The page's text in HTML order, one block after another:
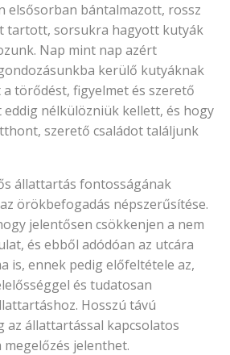
elsősorban bántalmazott, rossz
tartott, sorsukra hagyott kutyák
Nap mint nap azért
kerülő kutyáknak
törődést, figyelmet és szerető
nélkülözniük kellett, és hogy
szerető családot találjunk
állattartás fontosságának
örökbefogadás népszerűsítése.
jelentősen csökkenjen a nem
és ebből adódóan az utcára
is, ennek pedig előfeltétele az,
és tudatosan
Hosszú távú
az állattartással kapcsolatos
megelőzés jelenthet.